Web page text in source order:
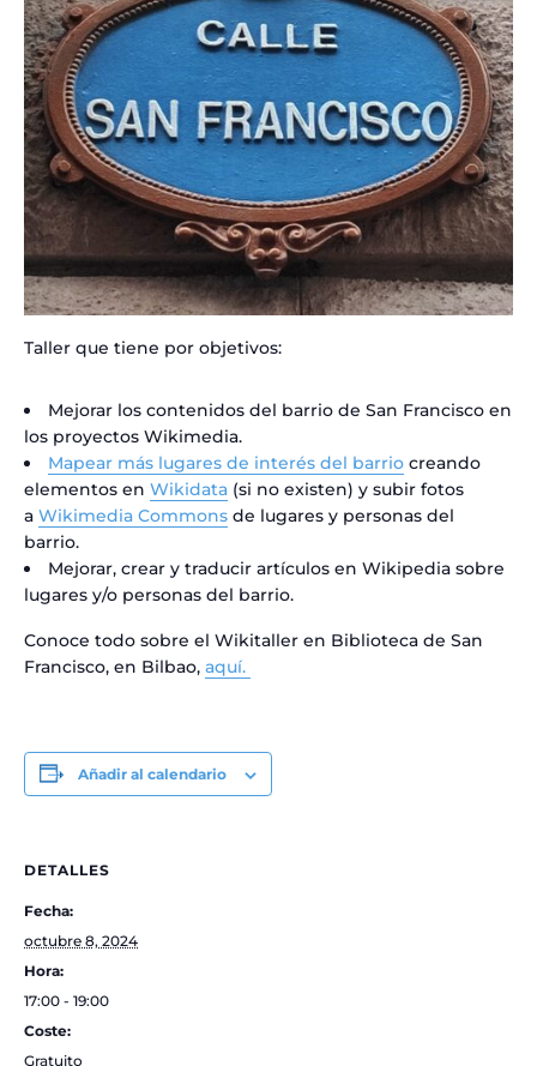
Taller que tiene por objetivos:
Mejorar los contenidos del barrio de San Francisco en
los proyectos Wikimedia.
Mapear más lugares de interés del barrio creando
elementos en Wikidata (si no existen) y subir fotos
a Wikimedia Commons de lugares y personas del
barrio.
Mejorar, crear y traducir artículos en Wikipedia sobre
lugares y/o personas del barrio.
Conoce todo sobre el Wikitaller en Biblioteca de San
Francisco, en Bilbao, aquí.
Añadir al calendario
DETALLES
Fecha:
octubre 8, 2024
Hora:
17:00 - 19:00
Coste:
Gratuito